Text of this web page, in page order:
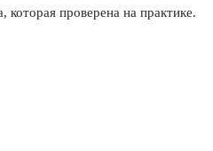
которая проверена на практике.